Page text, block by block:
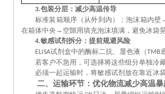
3.包装分层：减少高温传导
标准装箱顺序（从外到内）：泡沫箱内壁
在箱体中央→空隙用填充泡沫填满，避免冰袋
4.敏感试剂拆分：提前规避风险
ELISA试剂盒中的‌酶标二抗、显色液（TMB
若客户不急用，可选择将这些组分单独冷
必须一起运输时，将敏感试剂放在靠近冰
二、运输环节：优化物流减少高温暴